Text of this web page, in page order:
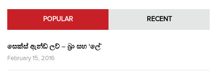
POPULAR RECENT
සෙක්ස් ඇන්ඩ් ලව් – බ්‍රා සහ ‘ලේ’
February 15, 2016